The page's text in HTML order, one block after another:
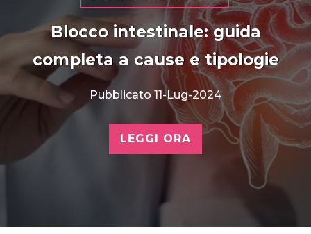
Blocco intestinale: guida
completa a cause e tipologie
Pubblicato 11-Lug-2024
LEGGI ORA